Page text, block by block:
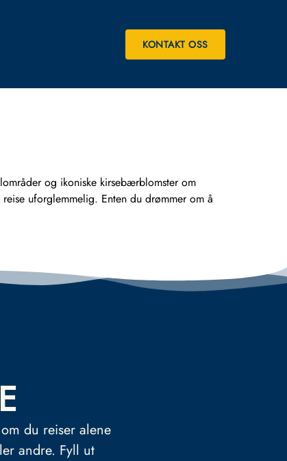
KONTAKT OSS
og ikoniske kirsebærblomster om
uforglemmelig. Enten du drømmer om å
du reiser alene
andre. Fyll ut